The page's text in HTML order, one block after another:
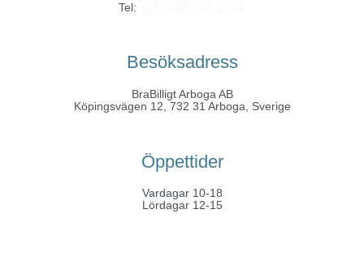
Tel:
Besöksadress
BraBilligt Arboga AB
Köpingsvägen 12, 732 31 Arboga, Sverige
Öppettider
Vardagar 10-18
Lördagar 12-15